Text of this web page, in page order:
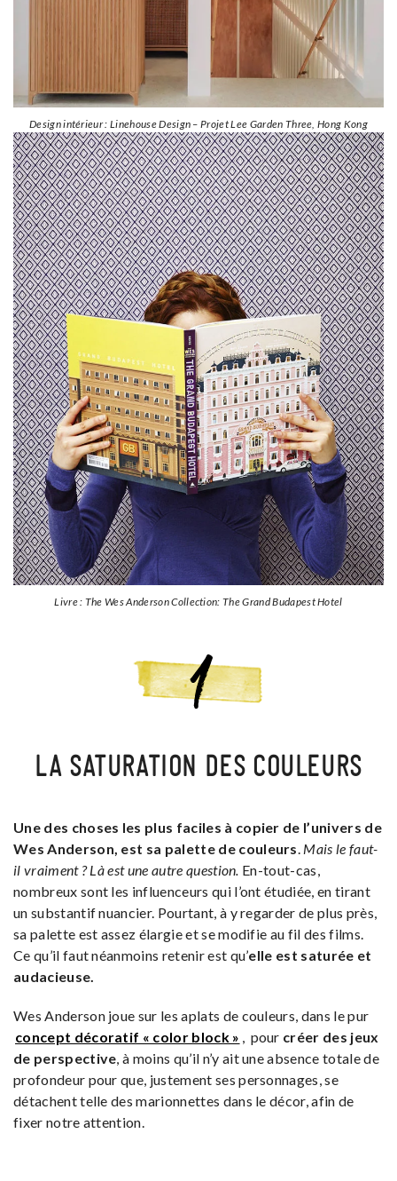
Design intérieur : Linehouse Design – Projet Lee Garden Three, Hong Kong
Livre : The Wes Anderson Collection: The Grand Budapest Hotel
LA SATURATION DES COULEURS
Une des choses les plus faciles à copier de l’univers de
Wes Anderson, est sa palette de couleurs Mais le faut-
il vraiment ? Là est une autre question. En-tout-cas,
nombreux sont les influenceurs qui l’ont étudiée, en tirant
un substantif nuancier. Pourtant, à y regarder de plus près,
sa palette est assez élargie et se modifie au fil des films.
Ce qu’il faut néanmoins retenir est qu’elle est saturée et
audacieuse.
Wes Anderson joue sur les aplats de couleurs, dans le pur
concept décoratif « color block »
, pour créer des jeux
de perspective , à moins qu’il n’y ait une absence totale de
profondeur pour que, justement ses personnages, se
détachent telle des marionnettes dans le décor, afin de
fixer notre attention.